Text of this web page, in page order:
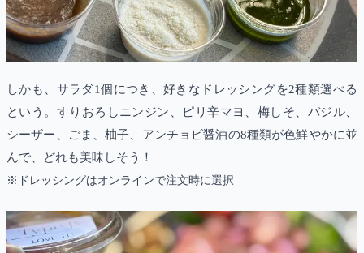
しかも、サラダ1個につき、好きなドレッシングを2種類選べる
という。すりおろしニンジン、ピリ辛マヨ、梅しそ、バジル、
シーザー、ごま、柚子、アンチョビ醤油の8種類が色鮮やかに並
んで、どれも美味しそう！
※ドレッシングはオンラインで注文時に選択